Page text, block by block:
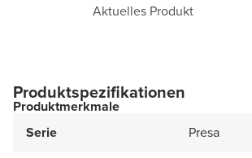
Aktuelles Produkt
Produktspezifikationen
Produktmerkmale
Serie
Presa